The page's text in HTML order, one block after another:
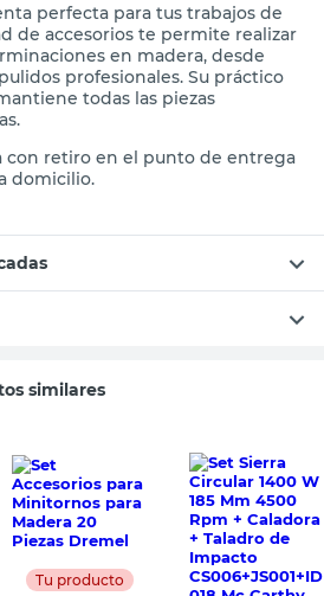
perfecta para tus trabajos de
de accesorios te permite realizar
en madera, desde
profesionales. Su práctico
todas las piezas
con retiro en el punto de entrega
domicilio.
similares
Tu producto